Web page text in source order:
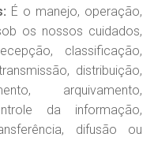
É o manejo, operação,
os nossos cuidados,
classificação,
distribuição,
arquivamento,
da informação,
difusão ou